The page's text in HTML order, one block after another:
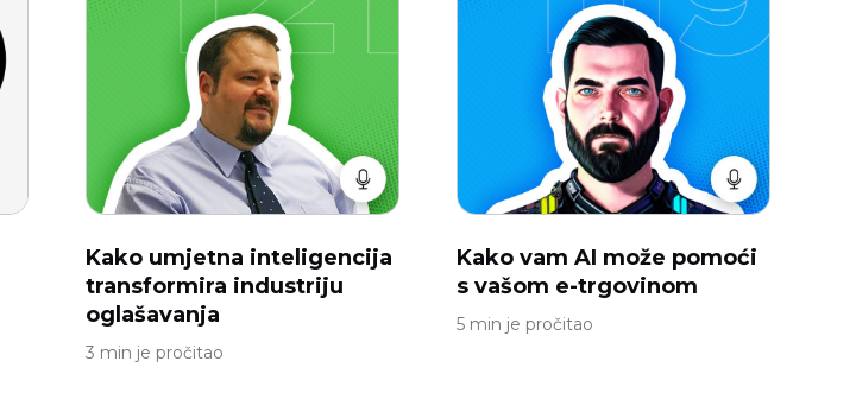
Kako umjetna inteligencija
transformira industriju
oglašavanja
3 min je pročitao
Kako vam AI može pomoći
s vašom e-trgovinom
5 min je pročitao